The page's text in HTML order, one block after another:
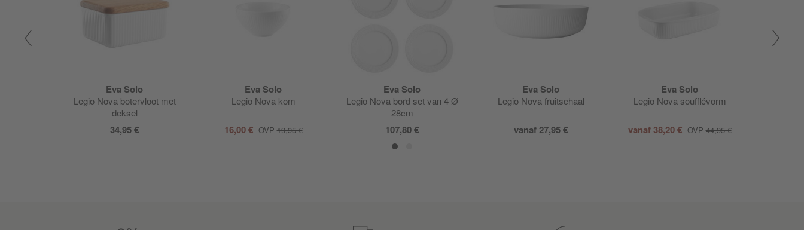
Eva Solo
Legio Nova botervloot met
deksel
34,95 €
Eva Solo
Legio Nova kom
16,00 € OVP19,95 €
Eva Solo
Legio Nova bord set van 4 Ø
28cm
107,80 €
Eva Solo
Legio Nova fruitschaal
vanaf27,95 €
Eva Solo
Legio Nova soufflévorm
vanaf38,20 € OVP44,95 €